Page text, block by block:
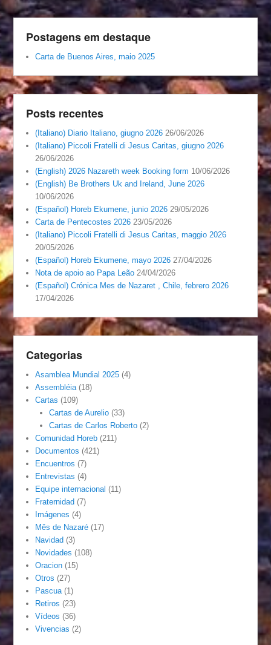
Postagens em destaque
Carta de Buenos Aires, maio 2025
Posts recentes
(Italiano) Diario Italiano, giugno 2026 26/06/2026
(Italiano) Piccoli Fratelli di Jesus Caritas, giugno 2026
26/06/2026
(English) 2026 Nazareth week Booking form 10/06/2026
(English) Be Brothers Uk and Ireland, June 2026
10/06/2026
(Español) Horeb Ekumene, junio 2026 29/05/2026
Carta de Pentecostes 2026 23/05/2026
(Italiano) Piccoli Fratelli di Jesus Caritas, maggio 2026
20/05/2026
(Español) Horeb Ekumene, mayo 2026 27/04/2026
Nota de apoio ao Papa Leão 24/04/2026
(Español) Crónica Mes de Nazaret , Chile, febrero 2026
17/04/2026
Categorias
Asamblea Mundial 2025 (4)
Assembléia (18)
Cartas (109)
Cartas de Aurelio(33)
Cartas de Carlos Roberto(2)
Comunidad Horeb (211)
Documentos (421)
Encuentros (7)
Entrevistas (4)
Equipe internacional (11)
Fraternidad (7)
Imágenes (4)
Mês de Nazaré (17)
Navidad (3)
Novidades (108)
Oracion (15)
Otros (27)
Pascua (1)
Retiros (23)
Vídeos (36)
Vivencias (2)